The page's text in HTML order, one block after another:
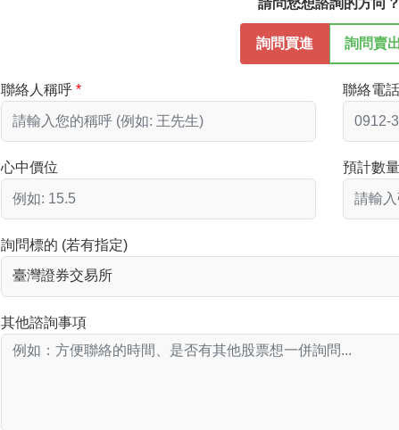
請問您想諮詢的方向？
詢問買進 詢問賣出
聯絡人稱呼 聯絡電話
心中價位
預計數量
詢問標的 (若有指定)
其他諮詢事項